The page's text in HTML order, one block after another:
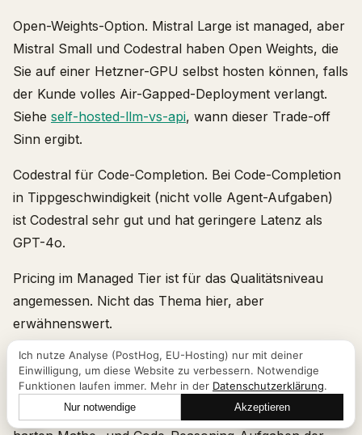
Open-Weights-Option. Mistral Large ist managed, aber
Mistral Small und Codestral haben Open Weights, die
Sie auf einer Hetzner-GPU selbst hosten können, falls
der Kunde volles Air-Gapped-Deployment verlangt.
Siehe self-hosted-llm-vs-api, wann dieser Trade-off
Sinn ergibt.
Codestral für Code-Completion. Bei Code-Completion
in Tippgeschwindigkeit (nicht volle Agent-Aufgaben)
ist Codestral sehr gut und hat geringere Latenz als
GPT-4o.
Pricing im Managed Tier ist für das Qualitätsniveau
angemessen. Nicht das Thema hier, aber
erwähnenswert.
Wo DeepSeek gewinnt
Reasoning-Qualität pro Dollar. R1 nähert sich bei
Lass uns reden
Ich nutze Analyse (PostHog, EU-Hosting) nur mit deiner
Einwilligung, um diese Website zu verbessern. Notwendige
Funktionen laufen immer. Mehr in der Datenschutzerklärung.
Nur notwendige Akzeptieren